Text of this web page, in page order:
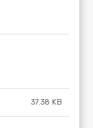
37.38 KB